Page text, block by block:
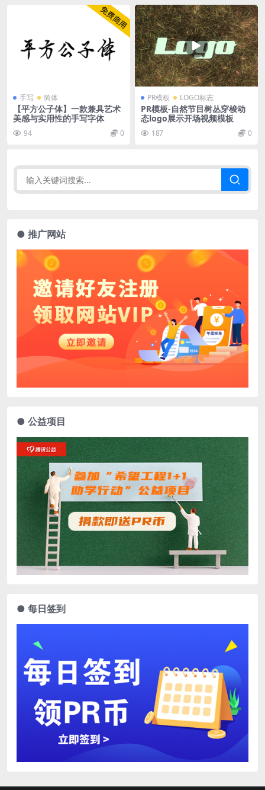
手写 简体
【平方公子体】一款兼具艺术
美感与实用性的手写字体
94 0
PR模板 LOGO标志
PR模板-自然节目树丛穿梭动
态logo展示开场视频模板
187 0
● 推广网站
● 公益项目
● 每日签到